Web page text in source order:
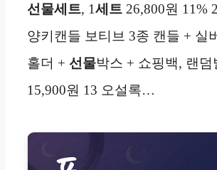
선물세트, 1세트 26,800원 11%
양키캔들 보티브 3종 캔들 + 실
홀더 + 선물박스 + 쇼핑백, 랜덤
15,900원 13 오설록…